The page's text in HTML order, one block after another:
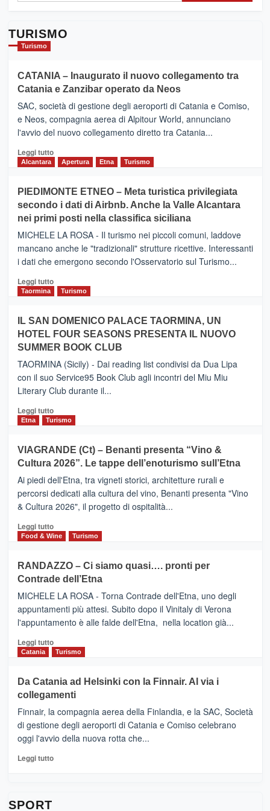
TURISMO
Turismo
CATANIA – Inaugurato il nuovo collegamento tra
Catania e Zanzibar operato da Neos
SAC, società di gestione degli aeroporti di Catania e Comiso,
e Neos, compagnia aerea di Alpitour World, annunciano
l'avvio del nuovo collegamento diretto tra Catania...
Leggi tuttoLeggi
CATANIA
–
Inaugurato
il
nuovo
collegamento
tra
e
Zanzibar
da
Neos
Alcantara Apertura Etna Turismo
PIEDIMONTE ETNEO – Meta turistica privilegiata
secondo i dati di Airbnb. Anche la Valle Alcantara
nei primi posti nella classifica siciliana
MICHELE LA ROSA - Il turismo nei piccoli comuni, laddove
mancano anche le "tradizionali" strutture ricettive. Interessanti
i dati che emergono secondo l'Osservatorio sul Turismo...
Leggi tuttoLeggi
PIEDIMONTE
ETNEO
–
Meta
turistica
privilegiata
secondo
dati
di
Anche
la
Alcantara
nei
primi
nella
classifica
Taormina Turismo
IL SAN DOMENICO PALACE TAORMINA, UN
HOTEL FOUR SEASONS PRESENTA IL NUOVO
SUMMER BOOK CLUB
TAORMINA (Sicily) - Dai reading list condivisi da Dua Lipa
con il suo Service95 Book Club agli incontri del Miu Miu
Literary Club durante il...
Leggi tuttoLeggi
di
IL
SAN
DOMENICO
PALACE
TAORMINA,
UN
HOTEL
FOUR
IL
NUOVO
SUMMER
CLUB
Etna Turismo
VIAGRANDE (Ct) – Benanti presenta “Vino &
Cultura 2026”. Le tappe dell’enoturismo sull’Etna
Ai piedi dell'Etna, tra vigneti storici, architetture rurali e
percorsi dedicati alla cultura del vino, Benanti presenta "Vino
& Cultura 2026", il progetto di ospitalità...
Leggi tuttoLeggi
di
VIAGRANDE
(Ct)
–
Benanti
presenta
“Vino
&
Cultura
tappe
dell’enoturismo
Food & Wine Turismo
RANDAZZO – Ci siamo quasi…. pronti per
Contrade dell’Etna
MICHELE LA ROSA - Torna Contrade dell'Etna, uno degli
appuntamenti più attesi. Subito dopo il Vinitaly di Verona
l'appuntamento è alle falde dell'Etna, nella location già...
Leggi tuttoLeggi
di
RANDAZZO
–
Ci
siamo
quasi….
pronti
per
Catania Turismo
Da Catania ad Helsinki con la Finnair. Al via i
collegamenti
Finnair, la compagnia aerea della Finlandia, e la SAC, Società
di gestione degli aeroporti di Catania e Comiso celebrano
oggi l'avvio della nuova rotta che...
Leggi tuttoLeggi
SPORT